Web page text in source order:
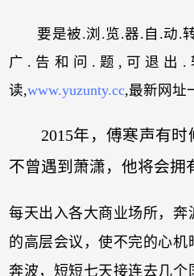
要是被.浏.览.器.自.动.
广.告和问.题,可退出.
读,www.yuzunty.cc,最新网址
2015年，傅寒声有
不曾遇到萧潇，他将会拥
每天出入各大商业场所，
的高层会议，使不完的心机
奔波，短短七天接连去几